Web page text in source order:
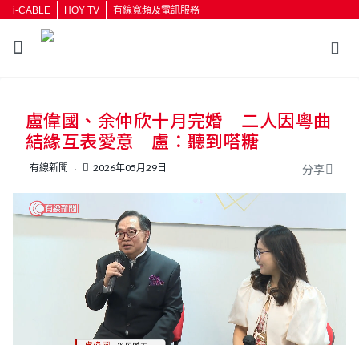
i-CABLE HOY TV 有線寬頻及電訊服務
按輸入鍵開始搜尋
盧偉國、余仲欣十月完婚 二人因粵曲
結緣互表愛意 盧：聽到嗒糖
有線新聞 2026年05月29日 分享